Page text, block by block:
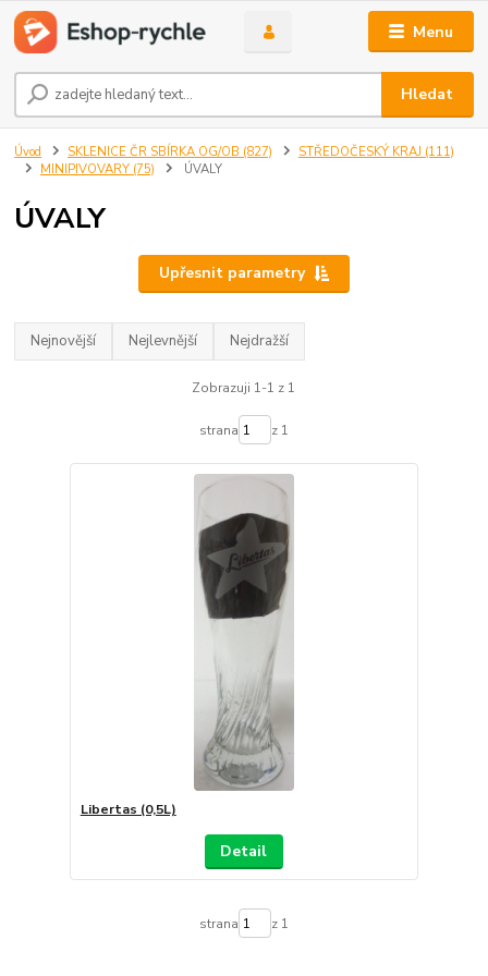
Menu
Hledat
Úvod SKLENICE ČR SBÍRKA OG/OB (827)
STŘEDOČESKÝ KRAJ (111)
MINIPIVOVARY (75)
ÚVALY
ÚVALY
Upřesnit parametry
Nejnovější Nejlevnější Nejdražší
Zobrazuji 1-1 z 1
strana z 1
Libertas (0,5L)
Detail
strana z 1